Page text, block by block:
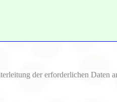
der erforderlichen Daten